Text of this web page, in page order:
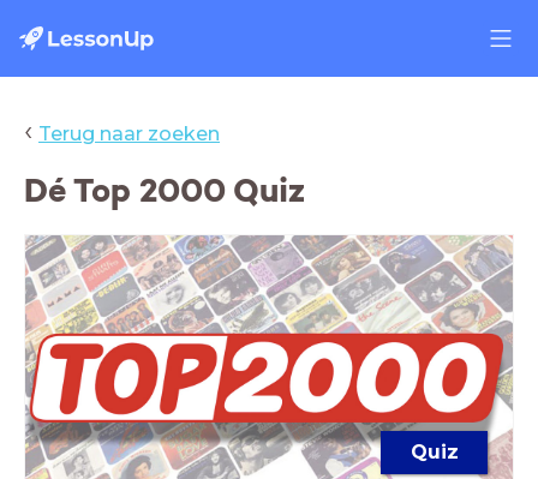
‹ Terug naar zoeken
Dé Top 2000 Quiz
Quiz